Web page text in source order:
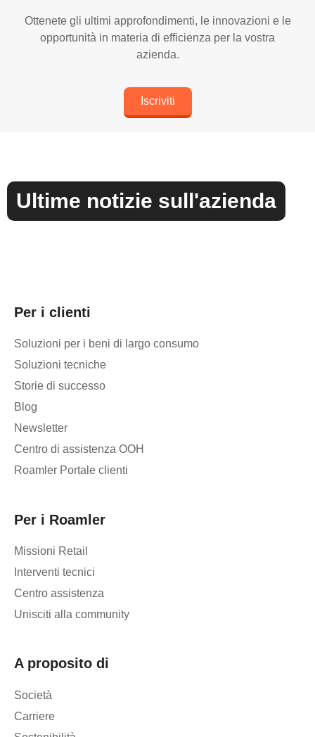
Ottenete gli ultimi approfondimenti, le innovazioni e le
opportunità in materia di efficienza per la vostra
azienda.
Iscriviti
Ultime notizie sull'azienda
Per i clienti
Soluzioni per i beni di largo consumo
Soluzioni tecniche
Storie di successo
Blog
Newsletter
Centro di assistenza OOH
Roamler Portale clienti
Per i Roamler
Missioni Retail
Interventi tecnici
Centro assistenza
Unisciti alla community
A proposito di
Società
Carriere